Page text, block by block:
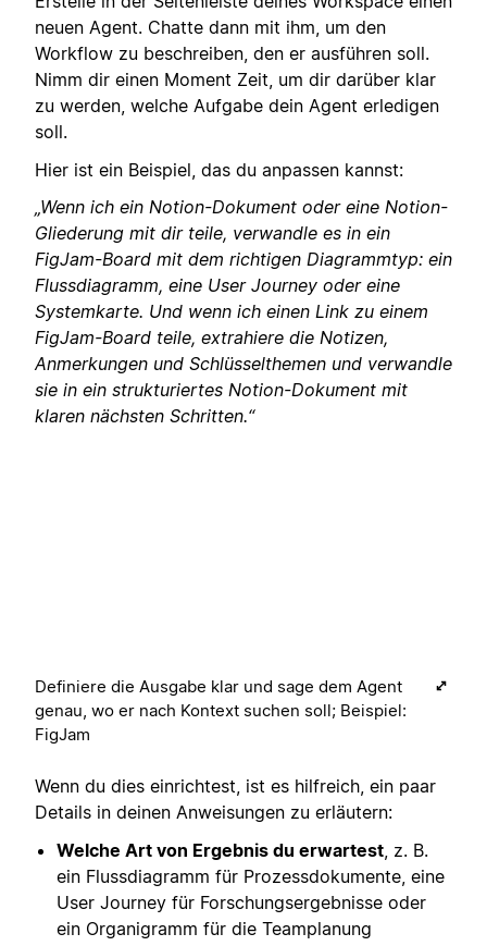
neuen Agent. Chatte dann mit ihm, um den
Workflow zu beschreiben, den er ausführen soll.
Nimm dir einen Moment Zeit, um dir darüber klar
zu werden, welche Aufgabe dein Agent erledigen
soll.
Hier ist ein Beispiel, das du anpassen kannst:
„Wenn ich ein Notion-Dokument oder eine Notion-
Gliederung mit dir teile, verwandle es in ein
FigJam-Board mit dem richtigen Diagrammtyp: ein
Flussdiagramm, eine User Journey oder eine
Systemkarte. Und wenn ich einen Link zu einem
FigJam-Board teile, extrahiere die Notizen,
Anmerkungen und Schlüsselthemen und verwandle
sie in ein strukturiertes Notion-Dokument mit
klaren nächsten Schritten.“
Definiere die Ausgabe klar und sage dem Agent
genau, wo er nach Kontext suchen soll; Beispiel:
FigJam
Wenn du dies einrichtest, ist es hilfreich, ein paar
Details in deinen Anweisungen zu erläutern:
Welche Art von Ergebnis du erwartest , z. B.
ein Flussdiagramm für Prozessdokumente, eine
User Journey für Forschungsergebnisse oder
ein Organigramm für die Teamplanung